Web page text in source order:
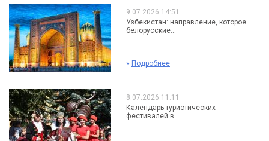
9.07.2026 14:51
Узбекистан: направление, которое
белорусские...
» Подробнее
8.07.2026 11:11
Календарь туристических
фестивалей в...